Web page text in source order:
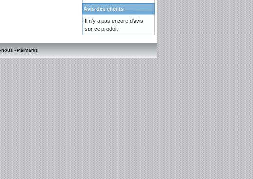
Avis des clients
Il n'y a pas encore d'avis
sur ce produit
nous- Palmarès